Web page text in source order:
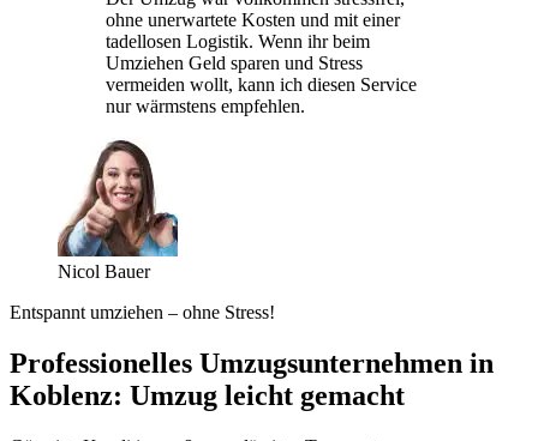
ohne unerwartete Kosten und mit einer
tadellosen Logistik. Wenn ihr beim
Umziehen Geld sparen und Stress
vermeiden wollt, kann ich diesen Service
nur wärmstens empfehlen.
Nicol Bauer
Entspannt umziehen – ohne Stress!
Professionelles Umzugsunternehmen in
Koblenz: Umzug leicht gemacht